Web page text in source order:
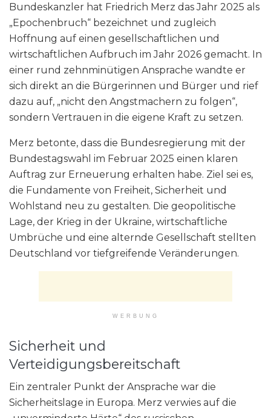
Bundeskanzler hat Friedrich Merz das Jahr 2025 als
„Epochenbruch“ bezeichnet und zugleich
Hoffnung auf einen gesellschaftlichen und
wirtschaftlichen Aufbruch im Jahr 2026 gemacht. In
einer rund zehnminütigen Ansprache wandte er
sich direkt an die Bürgerinnen und Bürger und rief
dazu auf, „nicht den Angstmachern zu folgen“,
sondern Vertrauen in die eigene Kraft zu setzen.
Merz betonte, dass die Bundesregierung mit der
Bundestagswahl im Februar 2025 einen klaren
Auftrag zur Erneuerung erhalten habe. Ziel sei es,
die Fundamente von Freiheit, Sicherheit und
Wohlstand neu zu gestalten. Die geopolitische
Lage, der Krieg in der Ukraine, wirtschaftliche
Umbrüche und eine alternde Gesellschaft stellten
Deutschland vor tiefgreifende Veränderungen.
WERBUNG
Sicherheit und
Verteidigungsbereitschaft
Ein zentraler Punkt der Ansprache war die
Sicherheitslage in Europa. Merz verwies auf die